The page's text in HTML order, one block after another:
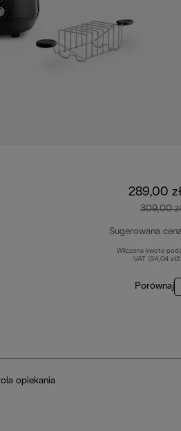
289,00
309,00
Sugerowana
Wliczona kwota
VAT (54,04
Porównaj
opiekania